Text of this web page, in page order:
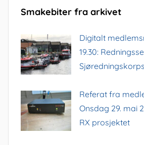
Smakebiter fra arkivet
Digitalt
19.30:
Referat fra
Onsdag 29. mai
RX prosjektet